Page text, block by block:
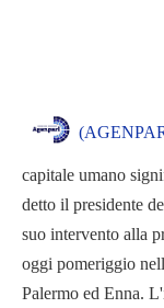
capitale umano
detto il presidente
suo intervento alla
oggi pomeriggio
Palermo ed Enna.